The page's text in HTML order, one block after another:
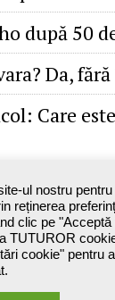
după 50
Da,
Care
Blog - 2026
ul nostru
reținerea
clic pe "Acceptă
TUTUROR
cookie" pentru